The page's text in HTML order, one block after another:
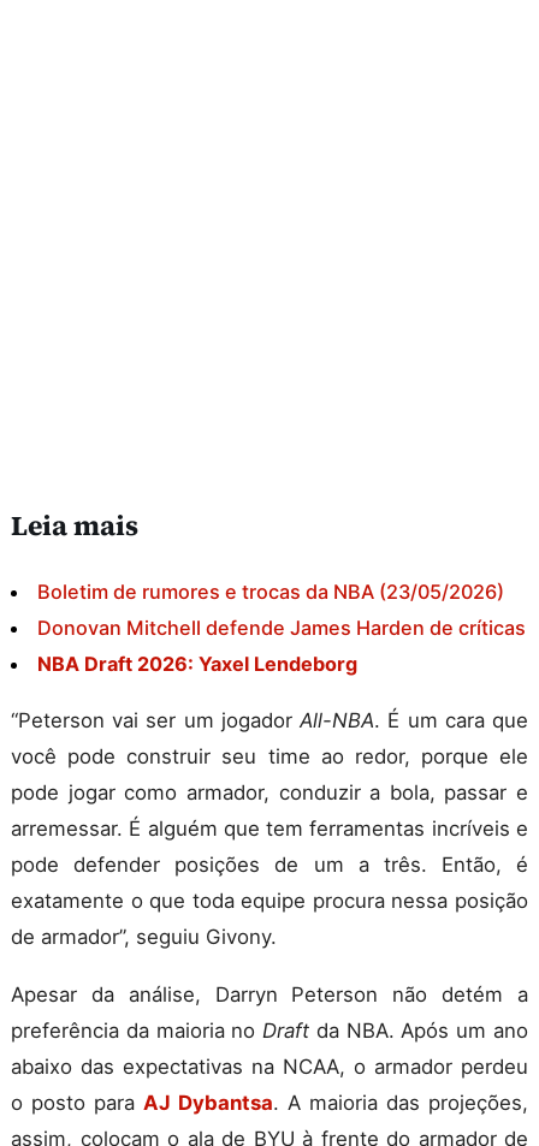
Leia mais
Boletim de rumores e trocas da NBA (23/05/2026)
Donovan Mitchell defende James Harden de críticas
NBA Draft 2026: Yaxel Lendeborg
“Peterson vai ser um jogadorAll-NBA. É um cara que
você pode construir seu time ao redor, porque ele
pode jogar como armador, conduzir a bola, passar e
arremessar. É alguém que tem ferramentas incríveis e
pode defender posições de um a três. Então, é
exatamente o que toda equipe procura nessa posição
de armador”, seguiu Givony.
Apesar da análise, Darryn Peterson não detém a
preferência da maioria noDraft da NBA. Após um ano
abaixo das expectativas na NCAA, o armador perdeu
o posto para AJ Dybantsa. A maioria das projeções,
assim, colocam o ala de BYU à frente do armador de